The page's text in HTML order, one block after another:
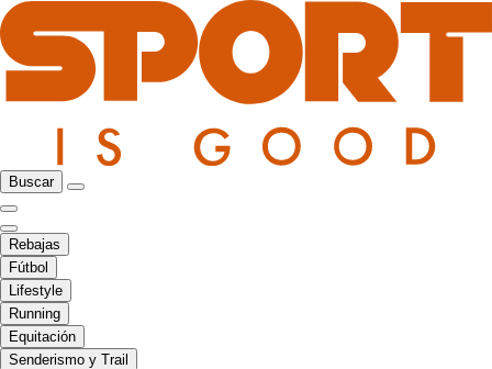
Buscar
Rebajas
Fútbol
Lifestyle
Running
Equitación
Senderismo y Trail